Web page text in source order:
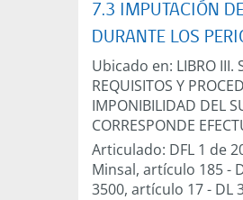
7.3 IMPUTACIÓN
DURANTE LOS
Ubicado en: LIBRO III.
REQUISITOS Y
IMPONIBILIDAD DEL
CORRESPONDE
Articulado: DFL 1 de
Minsal, artículo 185-
3500, artículo 17- DL